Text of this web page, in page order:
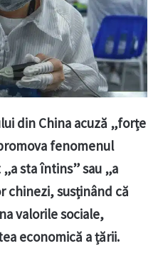
din China acuză „forțe
fenomenul
sta întins” sau „a
chinezi, susținând că
valorile sociale,
economică a țării.